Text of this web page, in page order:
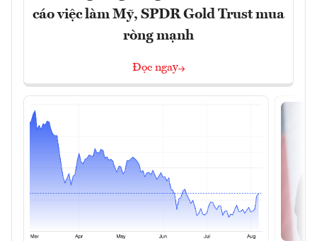
cáo việc làm Mỹ, SPDR Gold Trust mua
ròng mạnh
Đọc ngay